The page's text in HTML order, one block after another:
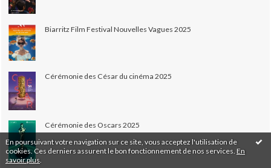
En poursuivant votre navigation sur ce site, vous acceptez l'utilisation de
cookies. Ces derniers assurent le bon fonctionnement de nos services. En
savoir plus
Biarritz Film Festival Nouvelles Vagues 2025
Cérémonie des César du cinéma 2025
Cérémonie des Oscars 2025